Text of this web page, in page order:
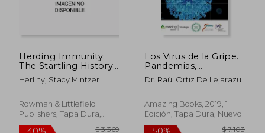
Herding Immunity:
The Startling History
of Life Before and
After Vaccines (en
Herlihy, Stacy Mintzer
Rowman & Littlefield
Publishers, Tapa Dura,
Nuevo
Los Virus de la Gripe.
Pandemias,
Epidemias y Vacunas
(Virología)
Dr. Raúl Ortiz De Lejarazu
Amazing Books, 2019, 1
Edición, Tapa Dura, Nuevo